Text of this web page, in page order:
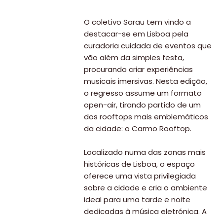
O coletivo Sarau tem vindo a
destacar-se em Lisboa pela
curadoria cuidada de eventos que
vão além da simples festa,
procurando criar experiências
musicais imersivas. Nesta edição,
o regresso assume um formato
open-air, tirando partido de um
dos rooftops mais emblemáticos
da cidade: o Carmo Rooftop.
Localizado numa das zonas mais
históricas de Lisboa, o espaço
oferece uma vista privilegiada
sobre a cidade e cria o ambiente
ideal para uma tarde e noite
dedicadas à música eletrónica. A